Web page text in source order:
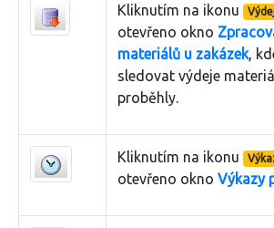
Kliknutím na ikonu
otevřeno okno
materiálů u zakázek,
sledovat výdeje
proběhly.
Kliknutím na ikonu
otevřeno okno Výkazy